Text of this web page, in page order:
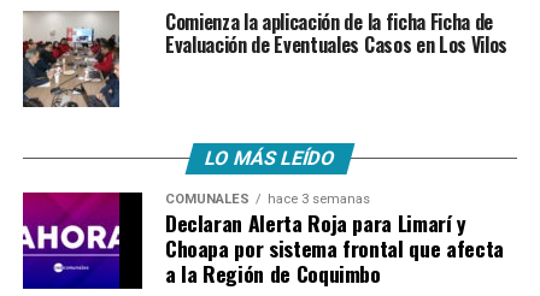
Comienza la aplicación de la ficha Ficha de
Evaluación de Eventuales Casos en Los Vilos
LO MÁS LEÍDO
COMUNALES hace 3 semanas
Declaran Alerta Roja para Limarí y
Choapa por sistema frontal que afecta
a la Región de Coquimbo